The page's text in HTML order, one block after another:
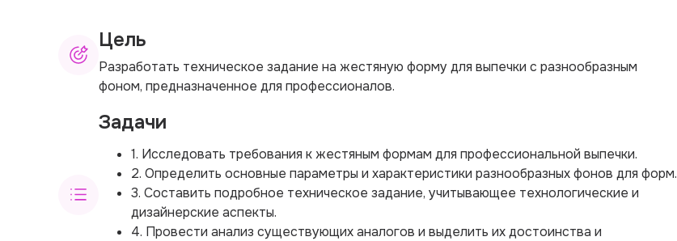
Цель
Разработать техническое задание на жестяную форму для выпечки с разнообразным
фоном, предназначенное для профессионалов.
Задачи
1. Исследовать требования к жестяным формам для профессиональной выпечки.
2. Определить основные параметры и характеристики разнообразных фонов для форм.
3. Составить подробное техническое задание, учитывающее технологические и
дизайнерские аспекты.
4. Провести анализ существующих аналогов и выделить их достоинства и